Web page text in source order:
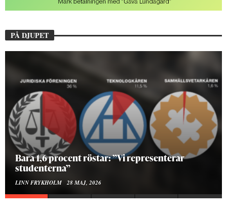
PÅ DJUPET
Bara 1,6 procent röstar: ”Vi representerar
studenterna”
LINN FRYKHOLM 28 MAJ, 2026